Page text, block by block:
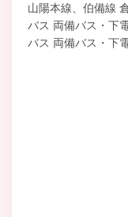
山陽本線、伯備線
バス 両備バス・下
バス 両備バス・下